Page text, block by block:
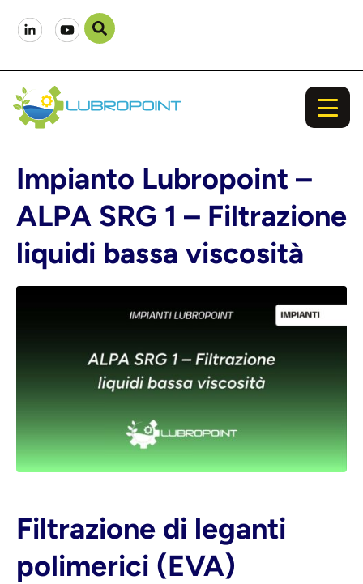
Impianto Lubropoint –
ALPA SRG 1 – Filtrazione
liquidi bassa viscosità
Filtrazione di leganti
polimerici (EVA)